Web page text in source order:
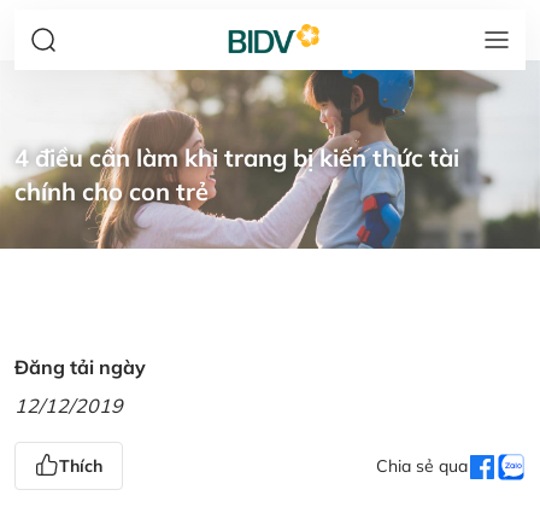
4 điều cần làm khi trang bị kiến thức tài
chính cho con trẻ
Đăng tải ngày
12/12/2019
Thích Chia sẻ qua